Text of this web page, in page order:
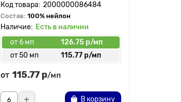
2000000086484
Состав: 100% нейлон
Есть в наличии
от 6 мп
126.75 р/мп
от 50 мп
115.77 р/мп
от 115.77 р/мп
В корзину